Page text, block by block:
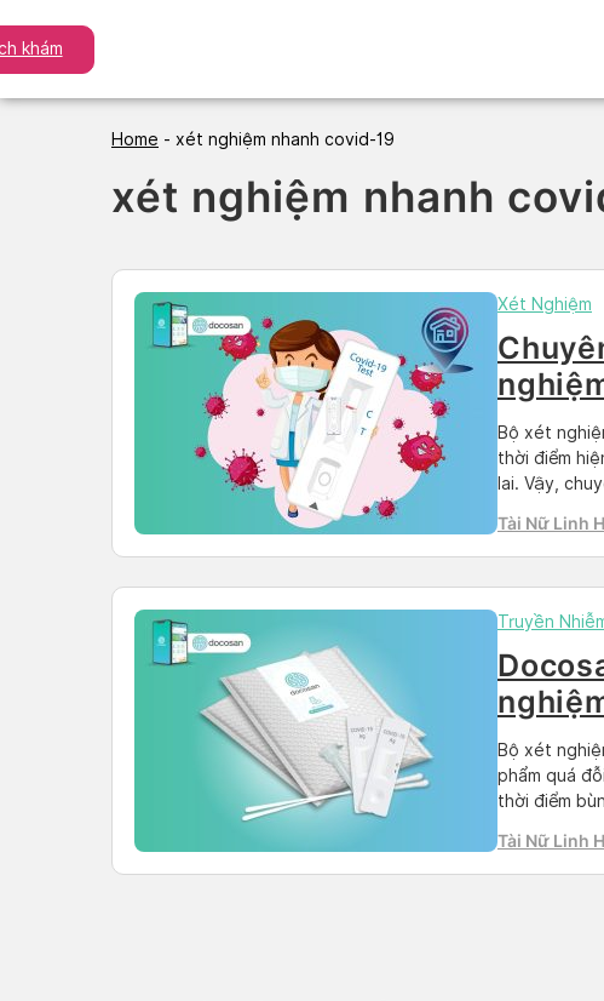
to
content
khám
Home - xét nghiệm nhanh covid-19
xét nghiệm nhanh
Xét Nghiệm
Bộ xét
thời điểm
lai. Vậy,
Docosan
Tài Nữ Linh
Truyền
hãng
Bộ xét
phẩm quá
thời điểm
căn bệnh
Tài Nữ Linh